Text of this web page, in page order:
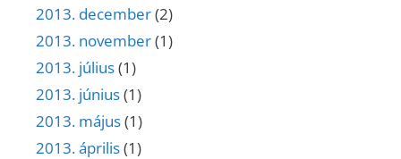
2013. december(2)
2013. november(1)
2013. július(1)
2013. június(1)
2013. május(1)
2013. április(1)